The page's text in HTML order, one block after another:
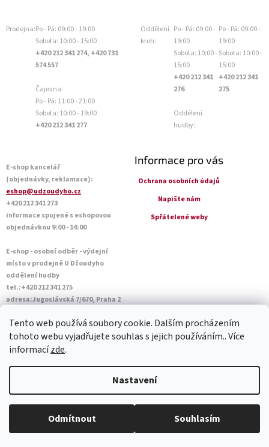
Tento web používá soubory cookie. Dalším procházením
tohoto webu vyjadřujete souhlas s jejich používáním.. Více
informacízde.
Nastavení
Odmítnout Souhlasím
Prodejna:Po - Pá: 09:00 - 19:00
Sobota: 10:00 - 15:00
+420 212 341 274, +420 731
574 557
Čajovna:
Po - Pá: 11:00 - 21:00
Sobota: 10:00 - 19:00
+420 212 341 277
Oddělení
knih:
Po - Pá: 09:00 -
19:00
Sobota: 10:00 -
15:00
+420 212 341
276
Oddělení
hudby:
Po - Pá: 09:00 -
19:00
Sobota: 10:00 -
15:00
+420 212 341
275
E-shop kancelář
(objednávky, reklamace):
eshop@udzoudyho.cz
+420 212 341 273
informace spojené s eshopovou
objednávkou 9:00 - 14:00
E-shop - osobní odběr - výdejní
místo v prodejně U Džoudyho
oddělení hudby
tel.:+420 212 341 275
adresa:Jugoslávská 7/670, Praha 2
Sobota: 10:00 - 14:45
Informace pro vás
Ochrana osobních údajů
Napište nám
Spřátelené weby
Copyright 2026U Džoudyho. Všechna práva vyhrazena.